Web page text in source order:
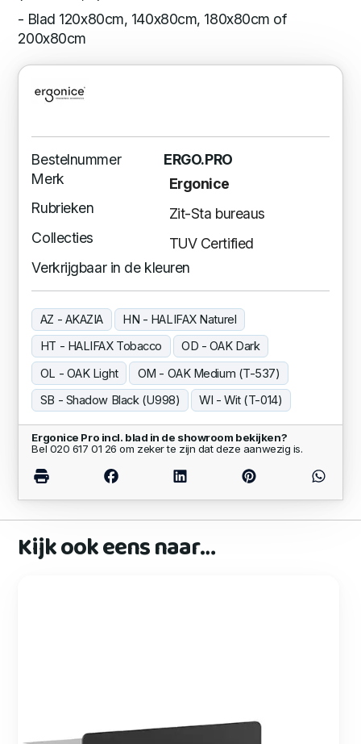
- Blad 120x80cm, 140x80cm, 180x80cm of
200x80cm
Bestelnummer
ERGO.PRO
Merk
Ergonice
Rubrieken
Zit-Sta bureaus
Collecties
TUV Certified
Verkrijgbaar in de kleuren
AZ - AKAZIA
HN - HALIFAX Naturel
HT - HALIFAX Tobacco
OD - OAK Dark
OL - OAK Light
OM - OAK Medium (T-537)
SB - Shadow Black (U998)
WI - Wit (T-014)
Ergonice Pro incl. blad in de showroom bekijken?
Bel 020 617 01 26 om zeker te zijn dat deze aanwezig is.
Kijk ook eens naar…